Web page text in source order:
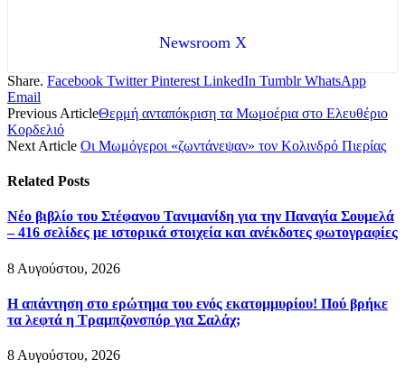
Newsroom X
Share. Facebook Twitter Pinterest LinkedIn Tumblr WhatsApp
Email
Previous ArticleΘερμή ανταπόκριση τα Μωμοέρια στο Ελευθέριο
Κορδελιό
Next Article Οι Μωμόγεροι «ζωντάνεψαν» τον Κολινδρό Πιερίας
Related Posts
Νέο βιβλίο του Στέφανου Τανιμανίδη για την Παναγία Σουμελά
– 416 σελίδες με ιστορικά στοιχεία και ανέκδοτες φωτογραφίες
8 Αυγούστου, 2026
Η απάντηση στο ερώτημα του ενός εκατομμυρίου! Πού βρήκε
τα λεφτά η Τραμπζονσπόρ για Σαλάχ;
8 Αυγούστου, 2026